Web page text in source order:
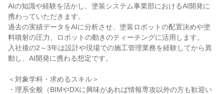
AIの知識や経験を活かし、塗装システム事業部におけるAI開発に
携わっていただきます。
過去の実績データをAIに分析させ、塗装ロボットの配置決めや塗
料噴射の圧力、ロボットの動きのティーチングに活用します。
入社後の2～3年は設計や現場での施工管理業務を経験してから異
動し、AI開発に携わる想定です。
＜対象学科・求めるスキル＞
・理系全般（BIMやDXに興味があれば情報専攻以外の方も歓迎い